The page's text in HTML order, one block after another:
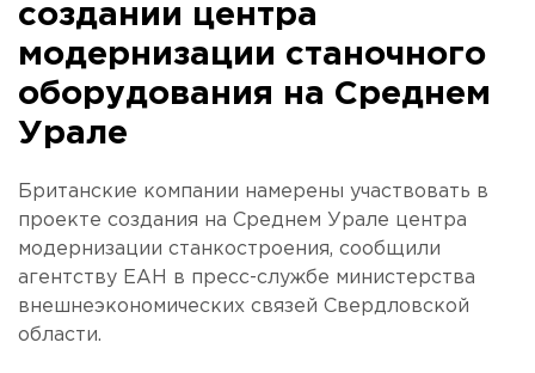
создании центра
модернизации станочного
оборудования на Среднем
Урале
Британские компании намерены участвовать в
проекте создания на Среднем Урале центра
модернизации станкостроения, сообщили
агентству ЕАН в пресс-службе министерства
внешнеэкономических связей Свердловской
области.